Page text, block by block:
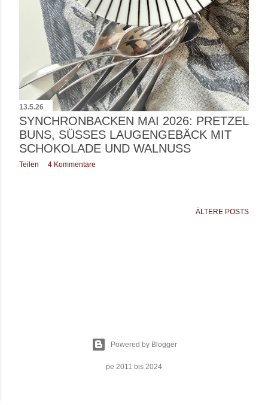
13.5.26
SYNCHRONBACKEN MAI 2026: PRETZEL
BUNS, SÜSSES LAUGENGEBÄCK MIT S
CHOKOLADE UND WALNUSS
Teilen 4 Kommentare
ÄLTERE POSTS
Powered by Blogger
pe 2011 bis 2024